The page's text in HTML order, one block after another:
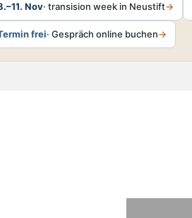
Nov· transision week in Neustift→
frei· Gespräch online buchen→